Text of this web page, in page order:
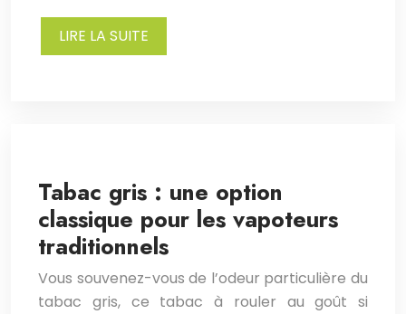
LIRE LA SUITE
Tabac gris : une option
classique pour les vapoteurs
traditionnels
Vous souvenez-vous de l’odeur particulière du
tabac gris, ce tabac à rouler au goût si